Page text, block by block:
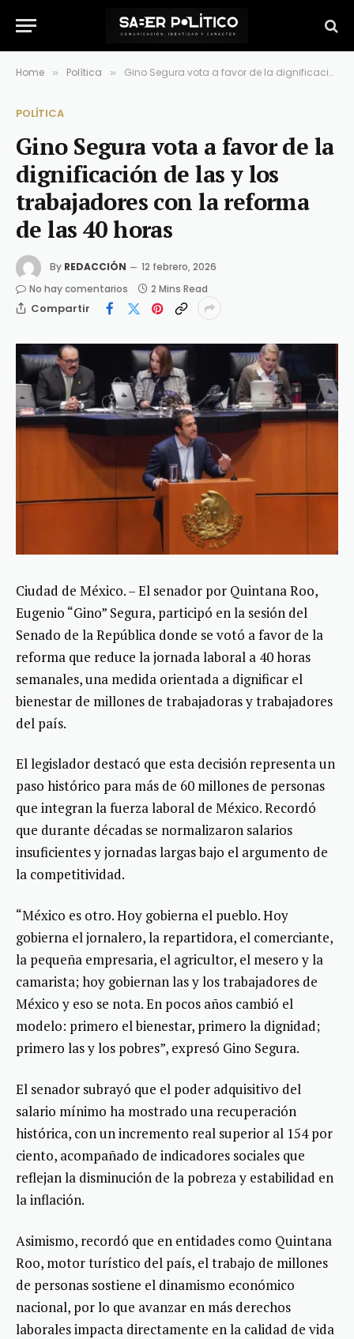
Home » Política » Gino Segura vota a favor de la dignificación de las y los trabajadores con la reforma de las 40 horas
POLÍTICA
Gino Segura vota a favor de la
dignificación de las y los
trabajadores con la reforma
de las 40 horas
By REDACCIÓN
12 febrero, 2026
No hay comentarios
2 Mins Read
Compartir
Ciudad de México. – El senador por Quintana Roo,
Eugenio “Gino” Segura, participó en la sesión del
Senado de la República donde se votó a favor de la
reforma que reduce la jornada laboral a 40 horas
semanales, una medida orientada a dignificar el
bienestar de millones de trabajadoras y trabajadores
del país.
El legislador destacó que esta decisión representa un
paso histórico para más de 60 millones de personas
que integran la fuerza laboral de México. Recordó
que durante décadas se normalizaron salarios
insuficientes y jornadas largas bajo el argumento de
la competitividad.
“México es otro. Hoy gobierna el pueblo. Hoy
gobierna el jornalero, la repartidora, el comerciante,
la pequeña empresaria, el agricultor, el mesero y la
camarista; hoy gobiernan las y los trabajadores de
México y eso se nota. En pocos años cambió el
modelo: primero el bienestar, primero la dignidad;
primero las y los pobres”, expresó Gino Segura.
El senador subrayó que el poder adquisitivo del
salario mínimo ha mostrado una recuperación
histórica, con un incremento real superior al 154 por
ciento, acompañado de indicadores sociales que
reflejan la disminución de la pobreza y estabilidad en
la inflación.
Asimismo, recordó que en entidades como Quintana
Roo, motor turístico del país, el trabajo de millones
de personas sostiene el dinamismo económico
nacional, por lo que avanzar en más derechos
laborales impacta directamente en la calidad de vida